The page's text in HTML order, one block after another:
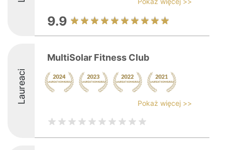
9.9
Laureaci
MultiSolar Fitness Club
Pokaż więcej >>